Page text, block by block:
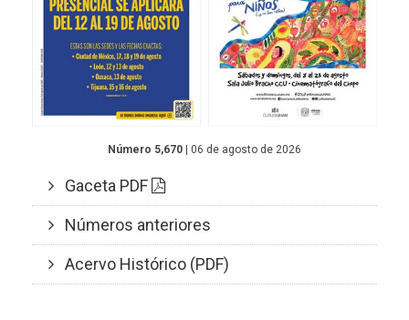
Número 5,670 | 06 de agosto de 2026
Gaceta PDF
Números anteriores
Acervo Histórico (PDF)